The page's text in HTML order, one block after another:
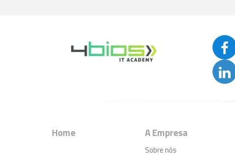
Home A Empresa
Sobre nós